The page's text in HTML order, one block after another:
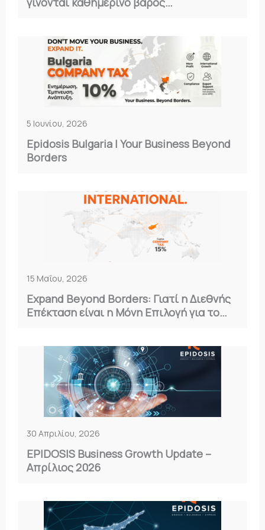
5 Ιουνίου, 2026
Epidosis Bulgaria | Your Business Beyond
Borders
15 Μαΐου, 2026
Expand Beyond Borders: Γιατί η Διεθνής
Επέκταση είναι η Μόνη Επιλογή για το
30 Απριλίου, 2026
EPIDOSIS Business Growth Update –
Απρίλιος 2026